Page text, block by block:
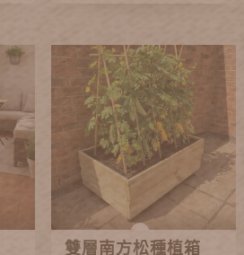
雙層南方松種植箱